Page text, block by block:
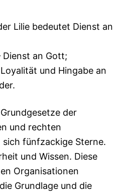
Lilie bedeutet Dienst an
an Gott;
und Hingabe an
der
und rechten
fünfzackige Sterne.
und Wissen. Diese
Organisationen
Grundlage und die